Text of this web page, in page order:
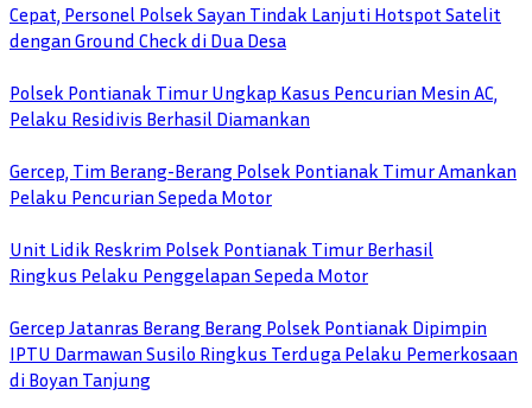
Cepat, Personel Polsek Sayan Tindak Lanjuti Hotspot Satelit
dengan Ground Check di Dua Desa
Polsek Pontianak Timur Ungkap Kasus Pencurian Mesin AC,
Pelaku Residivis Berhasil Diamankan
Gercep, Tim Berang-Berang Polsek Pontianak Timur Amankan
Pelaku Pencurian Sepeda Motor
Unit Lidik Reskrim Polsek Pontianak Timur Berhasil
Ringkus Pelaku Penggelapan Sepeda Motor
Gercep Jatanras Berang Berang Polsek Pontianak Dipimpin
IPTU Darmawan Susilo Ringkus Terduga Pelaku Pemerkosaan
di Boyan Tanjung